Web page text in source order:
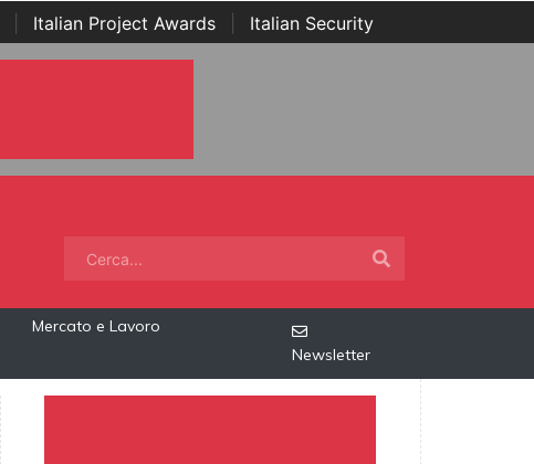
Italian Project Awards
Italian Security
Mercato e Lavoro
Newsletter